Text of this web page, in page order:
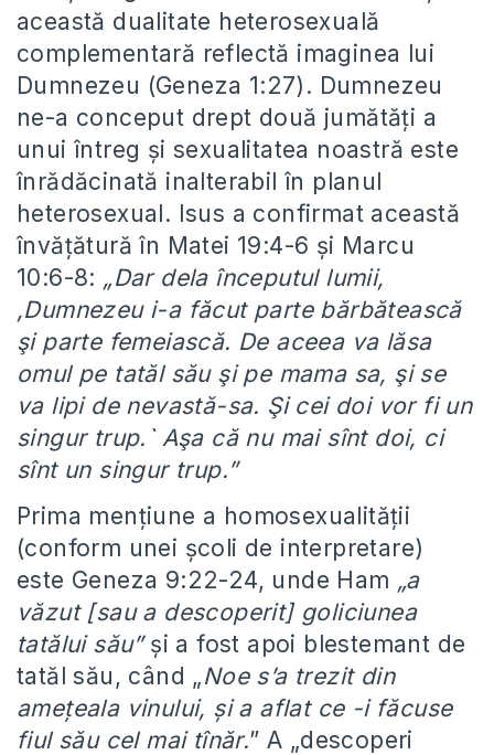
această dualitate heterosexuală
complementară reflectă imaginea lui
Dumnezeu (Geneza 1:27). Dumnezeu
ne-a conceput drept două jumătăți a
unui întreg și sexualitatea noastră este
înrădăcinată inalterabil în planul
heterosexual. Isus a confirmat această
învățătură în Matei 19:4-6 și Marcu
10:6-8: „Dar dela începutul lumii,
,Dumnezeu i-a făcut parte bărbătească
şi parte femeiască. De aceea va lăsa
omul pe tatăl său şi pe mama sa, şi se
va lipi de nevastă-sa. Şi cei doi vor fi un
singur trup.` Aşa că nu mai sînt doi, ci
sînt un singur trup.”
Prima mențiune a homosexualității
(conform unei școli de interpretare)
este Geneza 9:22-24, unde Ham „a
văzut [sau a descoperit] goliciunea
tatălui său”și a fost apoi blestemant de
tatăl său, când „Noe s’a trezit din
ameţeala vinului, şi a aflat ce -i făcuse
fiul său cel mai tînăr.” A „descoperi